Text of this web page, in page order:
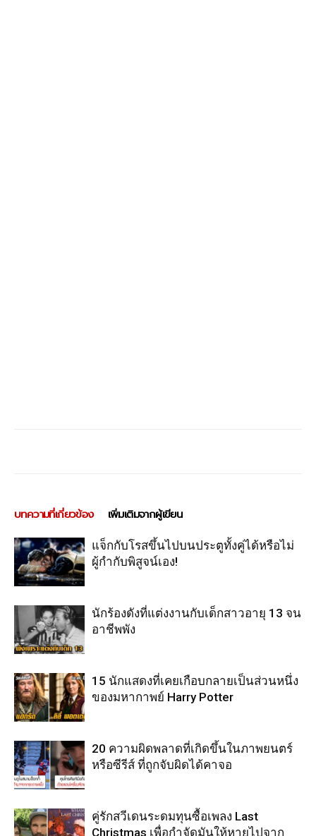
บทความที่เกี่ยวข้อง เพิ่มเติมจากผู้เขียน
แจ็กกับโรสขึ้นไปบนประตูทั้งคู่ได้หรือไม่
ผู้กำกับพิสูจน์เอง!
นักร้องดังที่แต่งงานกับเด็กสาวอายุ 13 จน
อาชีพพัง
15 นักแสดงที่เคยเกือบกลายเป็นส่วนหนึ่ง
ของมหากาพย์ Harry Potter
20 ความผิดพลาดที่เกิดขึ้นในภาพยนตร์
หรือซีรีส์ ที่ถูกจับผิดได้คาจอ
คู่รักสวีเดนระดมทุนซื้อเพลง Last
Christmas เพื่อกำจัดมันให้หายไปจาก